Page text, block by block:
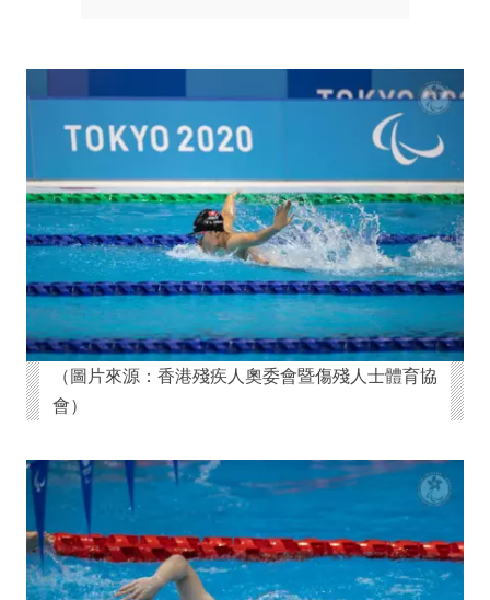
（圖片來源：香港殘疾人奧委會暨傷殘人士體育協
會）